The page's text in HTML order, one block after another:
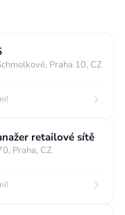
Praha 10, CZ
retailové sítě
Praha, CZ